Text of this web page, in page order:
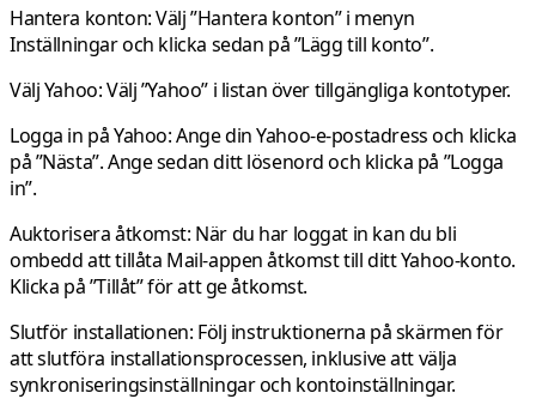
Hantera konton:Välj ”Hantera konton” i menyn
Inställningar och klicka sedan på ”Lägg till konto”.
Välj Yahoo:Välj ”Yahoo” i listan över tillgängliga kontotyper.
Logga in på Yahoo:Ange din Yahoo-e-postadress och klicka
på ”Nästa”. Ange sedan ditt lösenord och klicka på ”Logga
in”.
Auktorisera åtkomst: Närdu har loggat in kan du bli
ombedd att tillåta Mail-appen åtkomst till ditt Yahoo-konto.
Klicka på ”Tillåt” för att ge åtkomst.
Slutför installationen: Följ instruktionerna på skärmen för
att slutföra installationsprocessen, inklusive att välja
synkroniseringsinställningar och kontoinställningar.